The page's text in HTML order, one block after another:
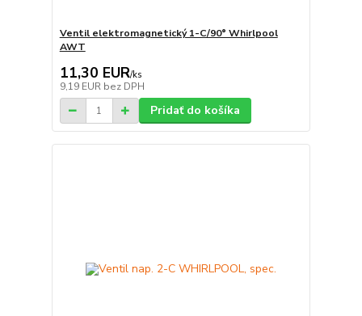
Ventil elektromagnetický 1-C/90° Whirlpool
AWT
11,30 EUR/ks
9,19 EUR bez DPH
Pridať do košíka